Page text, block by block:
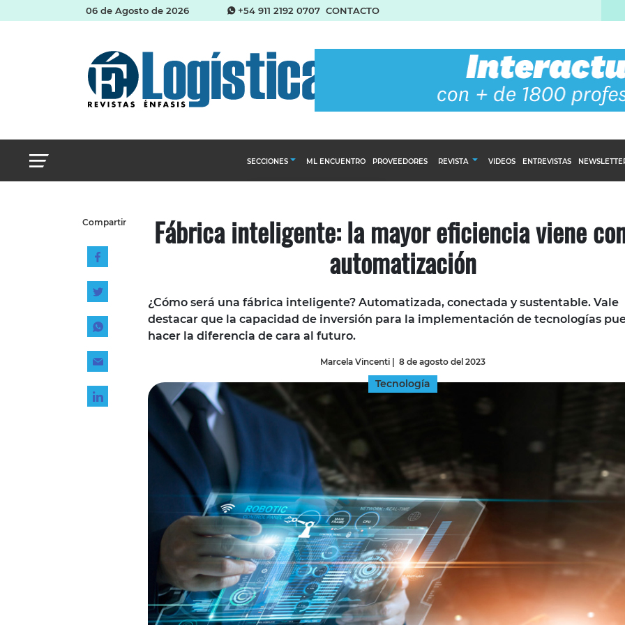
06 de Agosto de 2026 +54 911 2192 0707 CONTACTO
SECCIONES
Almacenes e inventarios
Cadena de Suministro del Agro
Logística y distribución
Management
Tecnología
ML ENCUENTRO PROVEEDORES REVISTA
SUSCRÍBASE
VIDEOS ENTREVISTAS
Compartir Fábrica inteligente: la mayor eficiencia viene
automatización
¿Cómo será una fábrica inteligente? Automatizada, conectada y sustentable. Vale
destacar que la capacidad de inversión para la implementación de tecnologías
hacer la diferencia de cara al futuro.
Marcela Vincenti| 8 de agosto del 2023
Tecnología